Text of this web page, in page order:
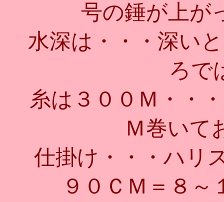
号の錘が上が
水深は・・・深い
ろで
糸は３００Ｍ・・
Ｍ巻いて
仕掛け・・・ハリ
９０ＣＭ＝８～